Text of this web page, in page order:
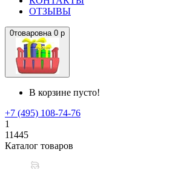
ОТЗЫВЫ
0товаровна 0 р
В корзине пусто!
+7 (495) 108-74-76
1
11445
Каталог товаров